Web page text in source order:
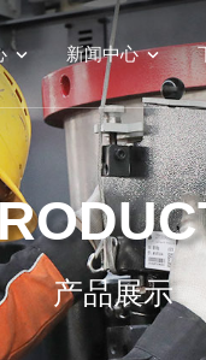
新闻中心
产品展示